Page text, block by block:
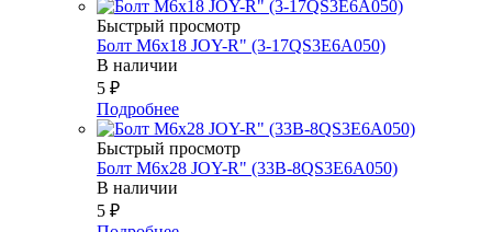
Быстрый просмотр
Болт М6х18 JOY-R" (3-17QS3E6A050)
В наличии
5 ₽
Подробнее
Быстрый просмотр
Болт М6х28 JOY-R" (33В-8QS3E6A050)
В наличии
5 ₽